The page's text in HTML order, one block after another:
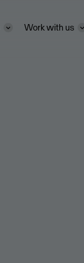
Work with us